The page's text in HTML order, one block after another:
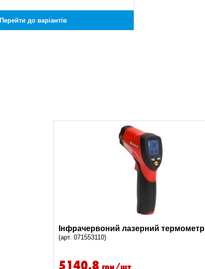
Перейти до варіантів
Інфрачервоний лазерний термометр
(арт. 071553110)
5140.8 грн/шт